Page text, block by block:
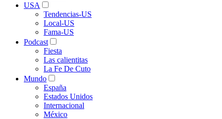
USA
Tendencias-US
Local-US
Fama-US
Podcast
Fiesta
Las calientitas
La Fe De Cuto
Mundo
España
Estados Unidos
Internacional
México